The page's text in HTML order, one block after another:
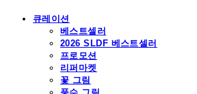
큐레이션
베스트셀러
2026 SLDF 베스트셀러
프로모션
리퍼마켓
꽃 그림